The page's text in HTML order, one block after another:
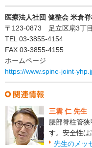
医療法人社団 健整会 米倉
〒123-0873 足立区扇3丁
TEL 03-3855-4154
FAX 03-3855-4155
ホームページ
https://www.spine-joint-
三雲 仁 先生
腰部脊柱管
す。安全性は
先生のメッ